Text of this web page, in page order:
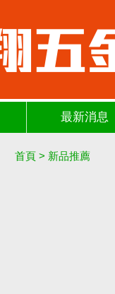
最新消息
首頁 > 新品推薦